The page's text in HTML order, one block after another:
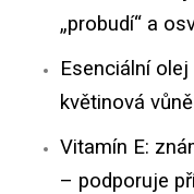
„probudí“ a
Esenciální
květinová
Vitamín E:
– podporuje